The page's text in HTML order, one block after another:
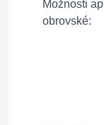
Možnosti
obrovské: